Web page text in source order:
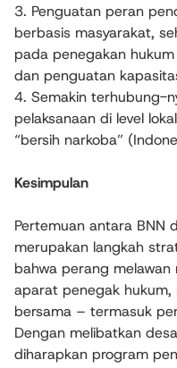
3. Penguatan peran
berbasis masyarakat,
pada penegakan
dan penguatan
4. Semakin terhubung-
pelaksanaan di level
“bersih narkoba”
Kesimpulan
Pertemuan antara BNN
merupakan langkah
bahwa perang
aparat penegak
bersama – termasuk
Dengan melibatkan
diharapkan program